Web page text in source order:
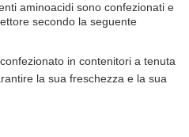
aminoacidi sono confezionati e
secondo la seguente
in contenitori a tenuta
la sua freschezza e la sua